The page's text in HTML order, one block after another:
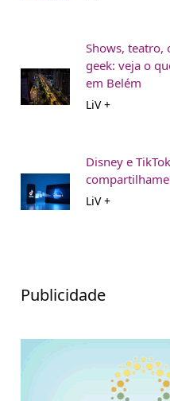
Shows, teatro,
geek: veja o
em Belém
LiV +
Disney e
LiV +
Publicidade